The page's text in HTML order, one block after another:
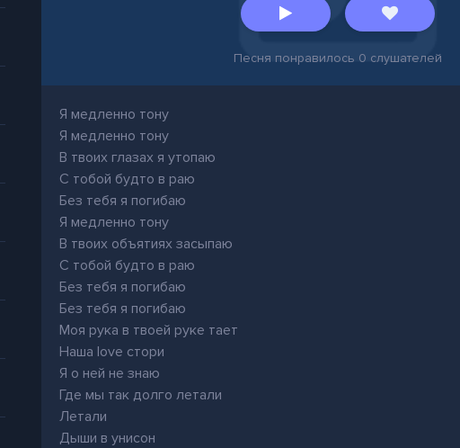
Песня понравилось 0 слушателей
Я медленно тону
Я медленно тону
В твоих глазах я утопаю
С тобой будто в раю
Без тебя я погибаю
Я медленно тону
В твоих объятиях засыпаю
С тобой будто в раю
Без тебя я погибаю
Без тебя я погибаю
Моя рука в твоей руке тает
Наша love стори
Я о ней не знаю
Где мы так долго летали
Летали
Дыши в унисон